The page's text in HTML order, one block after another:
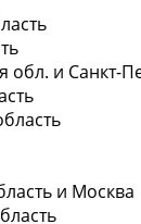
обл. и Санкт-
и Москва